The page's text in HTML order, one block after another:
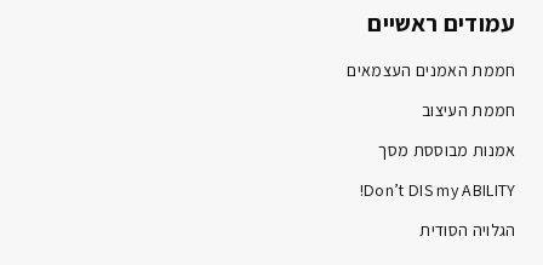
עמודים ראשיים
חממת האמנים העצמאים
חממת העיצוב
אמנות מבוססת מסך
Don’t DIS my ABILITY!
הגלויה הסודית